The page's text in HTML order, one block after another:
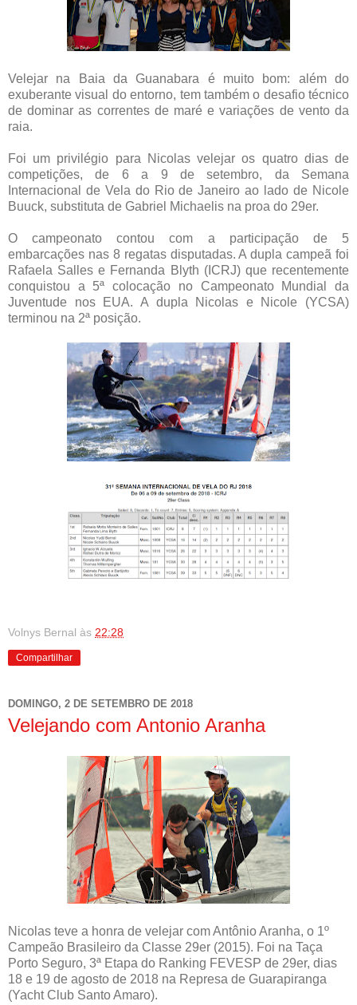
Velejar na Baia da Guanabara é muito bom: além do
exuberante visual do entorno, tem também o desafio técnico
de dominar as correntes de maré e variações de vento da
raia.
Foi um privilégio para Nicolas velejar os quatro dias de
competições, de 6 a 9 de setembro, da Semana
Internacional de Vela do Rio de Janeiro ao lado de Nicole
Buuck, substituta de Gabriel Michaelis na proa do 29er.
O campeonato contou com a participação de 5
embarcações nas 8 regatas disputadas. A dupla campeã foi
Rafaela Salles e Fernanda Blyth (ICRJ) que recentemente
conquistou a 5ª colocação no Campeonato Mundial da
Juventude nos EUA. A dupla Nicolas e Nicole (YCSA)
terminou na 2ª posição.
Volnys Bernal às 22:28
Compartilhar
DOMINGO, 2 DE SETEMBRO DE 2018
Velejando com Antonio Aranha
Nicolas teve a honra de velejar com Antônio Aranha, o 1º
Campeão Brasileiro da Classe 29er (2015). Foi na Taça
Porto Seguro, 3ª Etapa do Ranking FEVESP de 29er, dias
18 e 19 de agosto de 2018 na Represa de Guarapiranga
(Yacht Club Santo Amaro).